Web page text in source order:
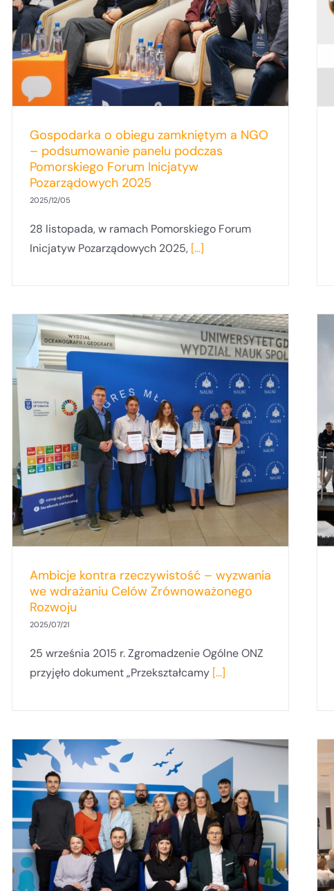
Gospodarka o obiegu zamkniętym a NGO
– podsumowanie panelu podczas
Pomorskiego Forum Inicjatyw
Pozarządowych 2025
2025/12/05
28 listopada, w ramach Pomorskiego Forum
Inicjatyw Pozarządowych 2025, [...]
Pozarządowych 2025 – zapraszamy!
Ambicje kontra rzeczywistość – wyzwania
we wdrażaniu Celów Zrównoważonego
Rozwoju
2025/07/21
25 września 2015 r. Zgromadzenie Ogólne ONZ
przyjęło dokument „Przekształcamy [...]
Rok pełen inspiracji i nowych wyzwań za
nami!
Pomorskie Forum Inicjatyw
Pozarządowych– edycja 2024 za nami